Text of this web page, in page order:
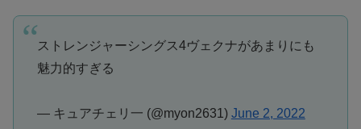
ストレンジャーシングス4ヴェクナがあまりにも
魅力的すぎる
— キュアチェリ一 (@myon2631) June 2, 2022